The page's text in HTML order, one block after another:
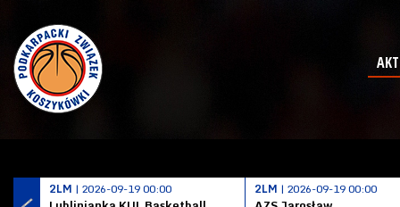
2LM | 2026-09-19 00:00 2LM | 2026-09-19 00:00